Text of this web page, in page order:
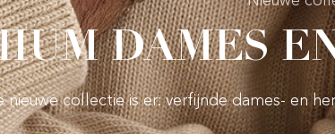
DAMES
nieuwe collectie is er: verfijnde dames- en